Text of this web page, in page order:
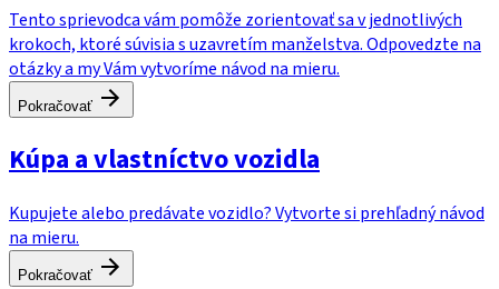
Tento sprievodca vám pomôže zorientovať sa v jednotlivých
krokoch, ktoré súvisia s uzavretím manželstva. Odpovedzte na
otázky a my Vám vytvoríme návod na mieru.
Pokračovať
Kúpa a vlastníctvo vozidla
Kupujete alebo predávate vozidlo? Vytvorte si prehľadný návod
na mieru.
Pokračovať